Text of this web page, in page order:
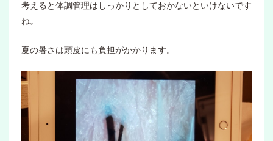
考えると体調管理はしっかりとしておかないといけないです
ね。
夏の暑さは頭皮にも負担がかかります。